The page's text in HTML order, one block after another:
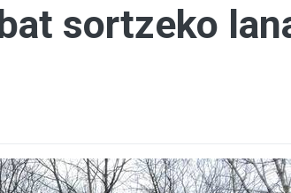
sortzeko